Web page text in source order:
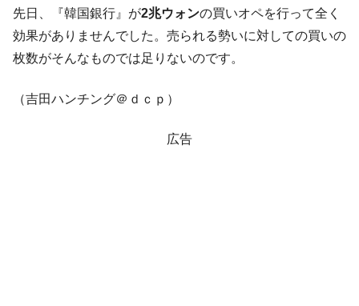
『Money1』
JPモルガン「韓国レバレッジETFの清算は
ほぼ終わった」
『Money1』
韓国『国民年金公団』株価暴落で200兆蒸
『Money1』
韓国政府「ニセＫ-ブランドを通報しようキ
先日、『韓国銀行』が2兆ウォンの買いオペを行って全く
効果がありませんでした。売られる勢いに対しての買いの
枚数がそんなものでは足りないのです。
（吉田ハンチング＠ｄｃｐ）
広告